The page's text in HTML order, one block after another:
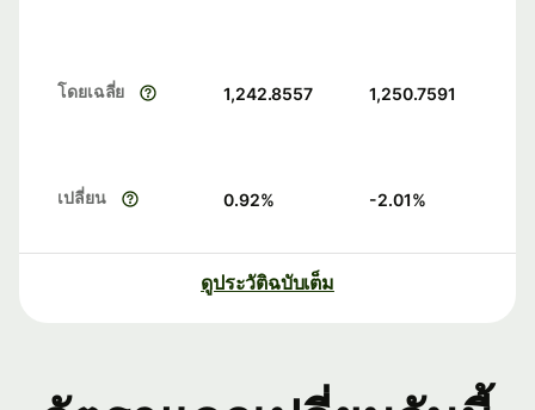
โดยเฉลี่ย 1,242.8557 1,250.7591
เปลี่ยน 0.92% -2.01%
ดูประวัติฉบับเต็ม